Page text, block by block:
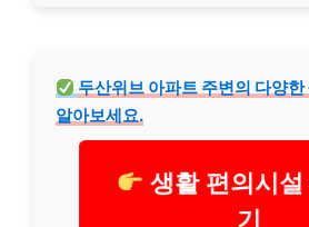
두산위브 아파트 주변의 다양
알아보세요.
생활 편의시설
기